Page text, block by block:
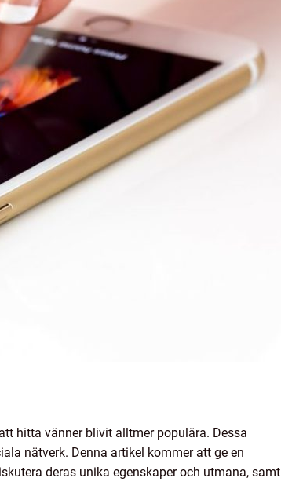
hitta vänner blivit alltmer populära. Dessa
nätverk. Denna artikel kommer att ge en
deras unika egenskaper och utmana, samt